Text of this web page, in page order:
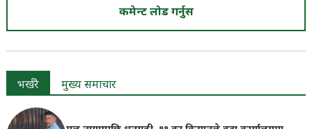
कमेन्ट लोड गर्नुस
भर्खरै मुख्य समाचार